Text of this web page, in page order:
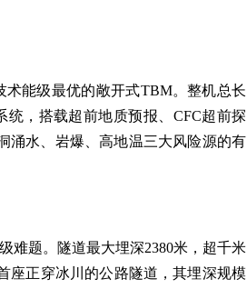
术能级最优的敞开式TBM。整机总长
统，搭载超前地质预报、CFC超前探
涌水、岩爆、高地温三大风险源的有
难题。隧道最大埋深2380米，超千米
座正穿冰川的公路隧道，其埋深规模